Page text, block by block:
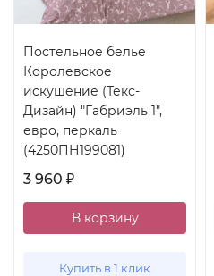
Постельное белье
Королевское
искушение (Текс-
Дизайн) "Габриэль 1",
евро, перкаль
(4250ПН199081)
3 960 ₽
В корзину
Купить в 1 клик